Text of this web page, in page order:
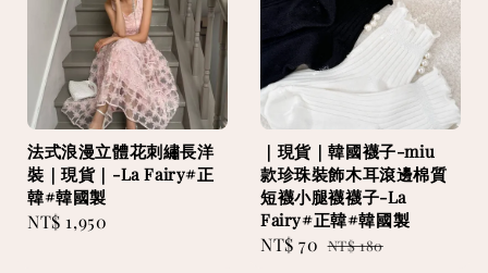
法式浪漫立體花刺繡長洋
裝｜現貨｜-La Fairy#正
韓#韓國製
Regular
NT$ 1,950
｜現貨｜韓國襪子-miu
款珍珠裝飾木耳滾邊棉質
短襪小腿襪襪子-La
Fairy#正韓#韓國製
Sale
NT$ 70 Regular
NT$ 180